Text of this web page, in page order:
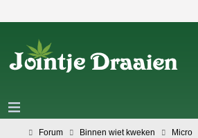
Forum Binnen wiet kweken Micro